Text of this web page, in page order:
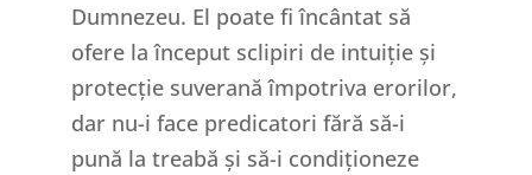
Dumnezeu. El poate fi încântat să
ofere la început sclipiri de intuiție și
protecție suverană împotriva erorilor,
dar nu-i face predicatori fără să-i
pună la treabă și să-i condiționeze